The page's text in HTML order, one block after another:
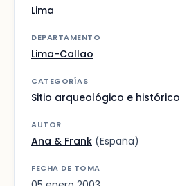
Lima
DEPARTAMENTO
Lima-Callao
CATEGORÍAS
Sitio arqueológico e histórico
AUTOR
Ana & Frank (España)
FECHA DE TOMA